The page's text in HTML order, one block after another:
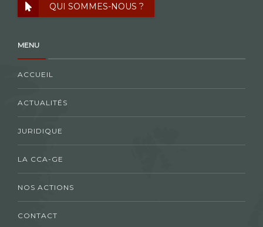
QUI SOMMES-NOUS ?
MENU
ACCUEIL
ACTUALITÉS
JURIDIQUE
LA CCA-GE
NOS ACTIONS
CONTACT